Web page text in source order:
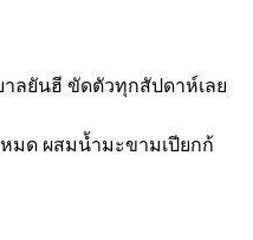
าลยันฮี ขัดตัวทุกสัปดาห์เลย
มด ผสมน้ำมะขามเปียกก้